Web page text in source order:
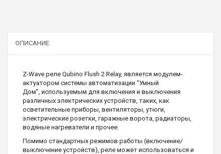
ОПИСАНИЕ
Z-Wave реле Qubino Flush 2 Relay, является модулем-
актуатором системы автоматизации “Умный
Дом”, используемым для включения и выключения
различных электрических устройств, таких, как
осветительные приборы, вентиляторы, утюги,
электрические розетки, гаражные ворота, радиаторы,
водяные нагреватели и прочее.
Помимо стандартных режимов работы (включение/
выключение устройств), реле может использоваться и